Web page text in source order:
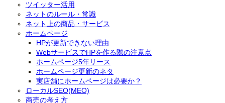
ツイッター活用
ネットのルール・常識
ネット上の商品・サービス
ホームページ
HPが更新できない理由
WebサービスでHPを作る際の注意点
ホームページ5年リース
ホームページ更新のネタ
実店舗にホームページは必要か？
ローカルSEO(MEO)
商売の考え方